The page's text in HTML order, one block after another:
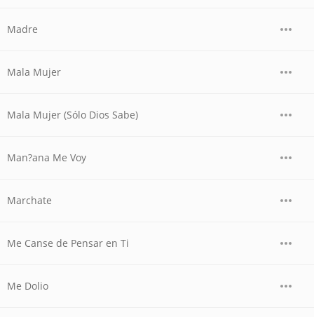
Madre
Mala Mujer
Mala Mujer (Sólo Dios Sabe)
Man?ana Me Voy
Marchate
Me Canse de Pensar en Ti
Me Dolio